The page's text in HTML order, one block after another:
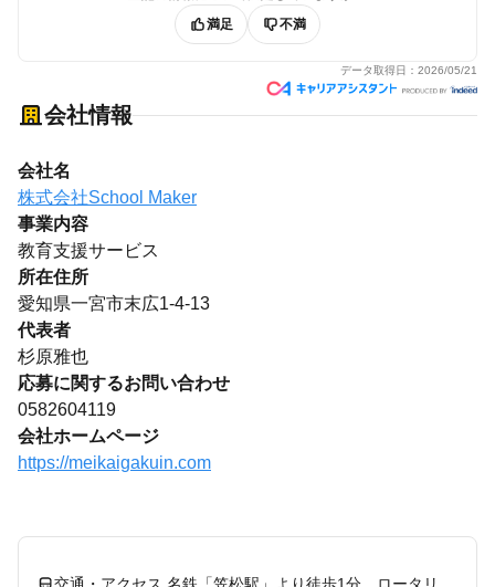
満足
不満
データ取得日： 2026/05/21
会社情報
会社名
株式会社School Maker
事業内容
教育支援サービス
所在住所
愛知県一宮市末広1-4-13
代表者
杉原雅也
応募に関するお問い合わせ
0582604119
会社ホームページ
https://meikaigakuin.com